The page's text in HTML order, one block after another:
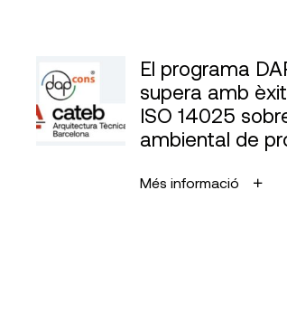
El programa
supera amb
ISO 14025
ambiental de
Més informació